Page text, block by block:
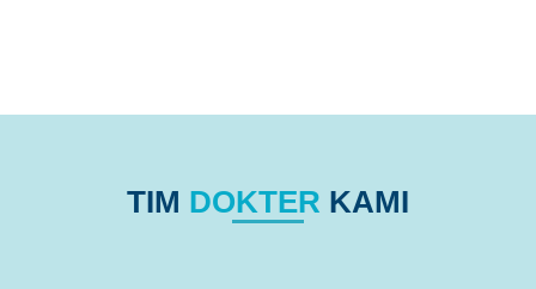
TIM DOKTER KAMI